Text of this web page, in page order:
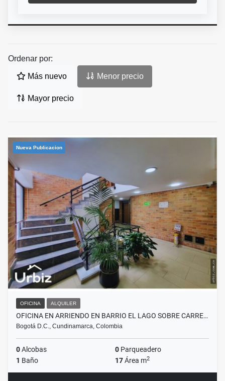
Ordenar por:
Más nuevo Menor precio
Mayor precio
Nueva Publicacion
OFICINA ALQUILER
OFICINA EN ARRIENDO EN BARRIO EL LAGO SOBRE CARRE…
Bogotá D.C., Cundinamarca, Colombia
0Alcobas 0 Parqueadero
1 Baño 17Área m2